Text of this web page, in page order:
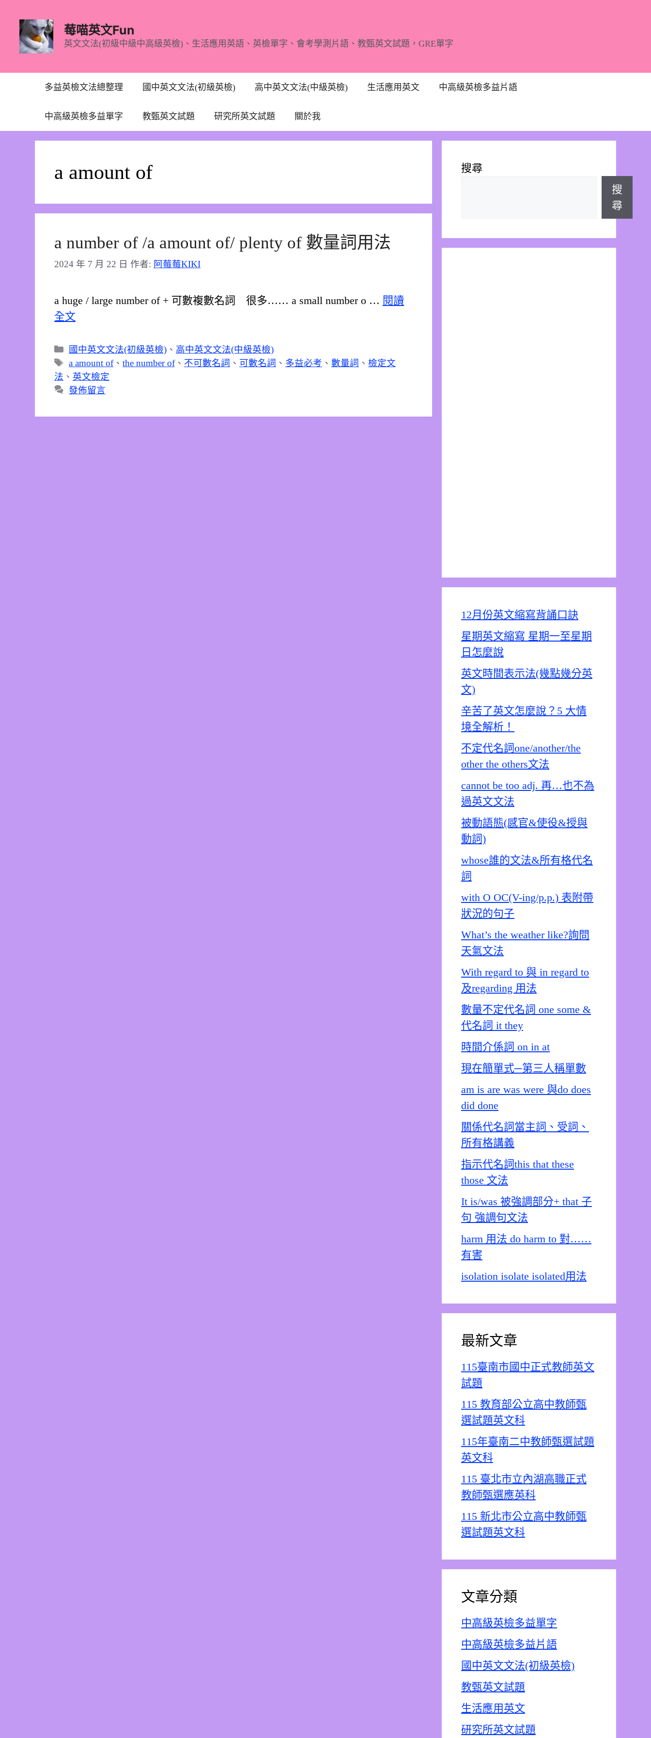
內
莓喵英文Fun
英文文法(初級中級中高級英檢)、生活應用英語、英檢單字、會考學測片語、教甄英文試題，GRE單字
多益英檢文法總整理 國中英文文法(初級英檢) 高中英文文法(中級英檢) 生活應用英文 中高級英檢多益片語
中高級英檢多益單字 教甄英文試題 研究所英文試題 關於我
a amount of
a number of /a amount of/ plenty of 數量詞用法
2024 年 7 月 22 日 作者: 阿莓莓KIKI
a huge / large number of + 可數複數名詞 很多…… a small number o … 閱讀
全文
分
類
國中英文文法(初級英檢)、 高中英文文法(中級英檢)
標
籤
a amount of、 the number of、 不可數名詞 、 可數名詞 、 多益必考 、 數量詞 、 檢定文
法 、 英文檢定
發佈留言
搜尋
搜
尋
12月份英文縮寫背誦口訣
星期英文縮寫 星期一至星期
日怎麼說
英文時間表示法(幾點幾分英
文)
辛苦了英文怎麼說？5 大情
境全解析！
不定代名詞one/another/the
other the others文法
cannot be too adj. 再…也不為
過英文文法
被動語態(感官&使役&授與
動詞)
whose誰的文法&所有格代名
詞
with O OC(V-ing/p.p.) 表附帶
狀況的句子
What’s the weather like?詢問
天氣文法
With regard to 與 in regard to
及regarding 用法
數量不定代名詞 one some &
代名詞 it they
時間介係詞 on in at
現在簡單式─第三人稱單數
am is are was were 與do does
did done
關係代名詞當主詞、受詞、
所有格講義
指示代名詞this that these
those 文法
It is/was 被強調部分+ that 子
句 強調句文法
harm 用法 do harm to 對……
有害
isolation isolate isolated用法
最新文章
115臺南市國中正式教師英文
試題
115 教育部公立高中教師甄
選試題英文科
115年臺南二中教師甄選試題
英文科
115 臺北市立內湖高職正式
教師甄選應英科
115 新北市公立高中教師甄
選試題英文科
文章分類
中高級英檢多益單字
中高級英檢多益片語
國中英文文法(初級英檢)
教甄英文試題
生活應用英文
研究所英文試題